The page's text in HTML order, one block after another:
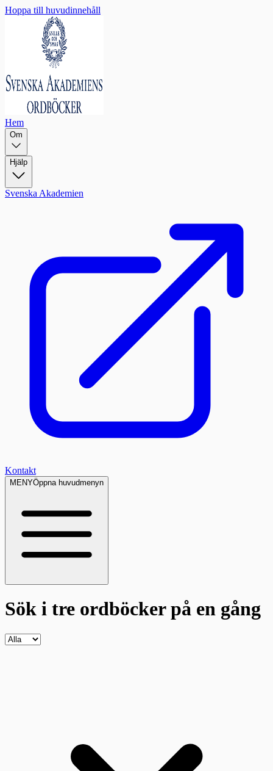
Hoppa till huvudinnehåll
Hem
Om
Hjälp
Svenska Akademien
Kontakt
MENYÖppna huvudmenyn
Sök i tre ordböckerpå en gång